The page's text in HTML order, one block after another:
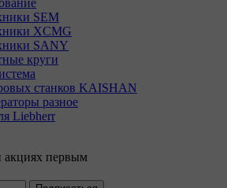
SEM
XCMG
SANY
круги
станков KAISHAN
разное
Liebherr
акциях первым